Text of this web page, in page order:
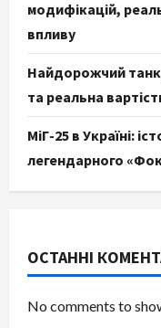
модифікацій,
впливу
Найдорожчий танк
та реальна
МіГ-25 в Україні:
легендарного
ОСТАННІ
No comments to